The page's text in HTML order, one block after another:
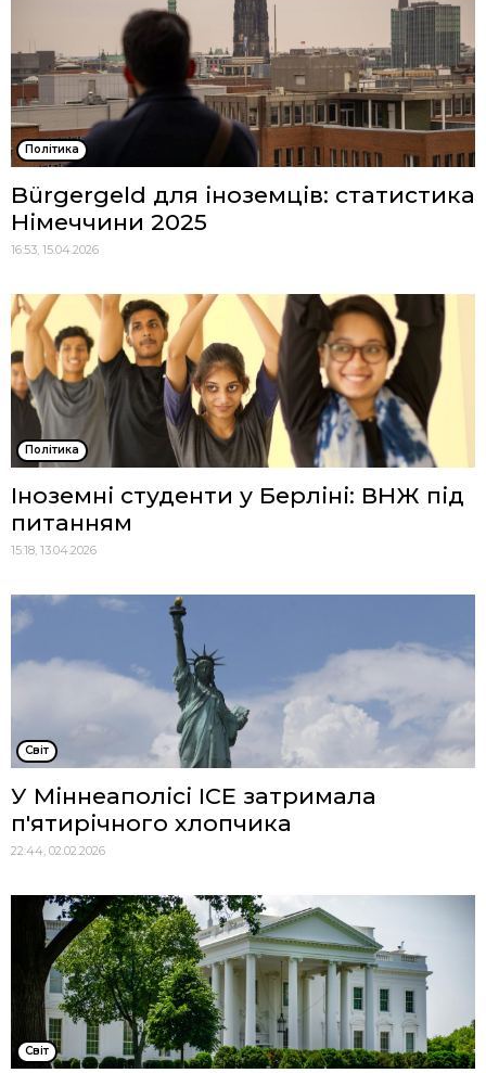
Політика
Bürgergeld для іноземців: статистика
Німеччини 2025
16:53, 15.04.2026
Політика
Іноземні студенти у Берліні: ВНЖ під
питанням
15:18, 13.04.2026
Cвіт
У Міннеаполісі ICE затримала
п'ятирічного хлопчика
22:44, 02.02.2026
Cвіт